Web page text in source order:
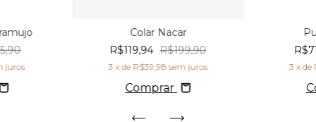
juros
Colar Nacar
R$119,94 R$199,90
3 x de R$39,98 sem juros
Comprar
3 x de